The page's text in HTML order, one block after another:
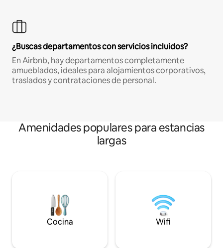
¿Buscas departamentos con servicios incluidos?
En Airbnb, hay departamentos completamente
amueblados, ideales para alojamientos corporativos,
traslados y contrataciones de personal.
Amenidades populares para estancias
largas
Cocina Wifi